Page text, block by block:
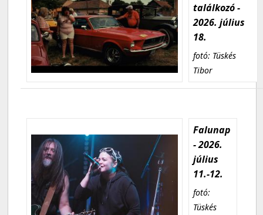
találkozó -
2026. július
18.
fotó: Tüskés
Tibor
Falunap
- 2026.
július
11.-12.
fotó:
Tüskés